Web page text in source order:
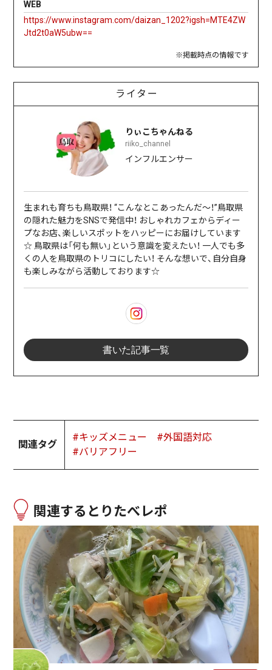
WEB
https://www.instagram.com/daizan_1202?igsh=MTE4ZW
Jtd2t0aW5ubw==
※掲載時点の情報です
ライター
りぃこちゃんねる
riiko_channel
インフルエンサー
生まれも育ちも鳥取県！ “こんなとこあったんだ～！”鳥取県
の隠れた魅力をSNSで発信中！ おしゃれカフェからディー
プなお店、楽しいスポットをハッピーにお届けしています
☆ 鳥取県は「何も無い」という意識を変えたい！ 一人でも多
くの人を鳥取県のトリコにしたい！ そんな想いで、自分自身
も楽しみながら活動しております☆
書いた記事一覧
関連タグ
#キッズメニュー
#外国語対応
#バリアフリー
関連するとりたべレポ